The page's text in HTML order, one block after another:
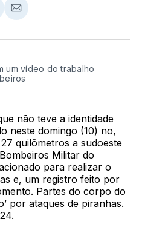
Compartilhar
Email
um vídeo do trabalho
não teve a identidade
neste domingo (10) no,
quilômetros a sudoeste
Militar do
para realizar o
e, um registro feito por
Partes do corpo do
por ataques de piranhas.